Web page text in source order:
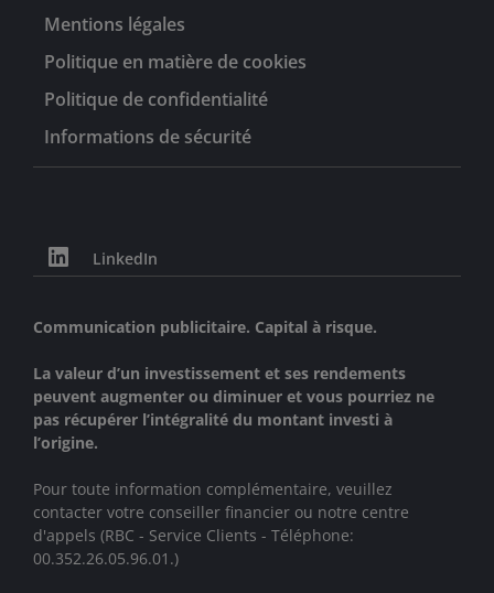
Mentions légales
Politique en matière de cookies
Politique de confidentialité
Informations de sécurité
LinkedIn
Communication publicitaire. Capital à risque.
La valeur d’un investissement et ses rendements
peuvent augmenter ou diminuer et vous pourriez ne
pas récupérer l’intégralité du montant investi à
l’origine.
Pour toute information complémentaire, veuillez
contacter votre conseiller financier ou notre centre
d'appels (RBC - Service Clients - Téléphone:
00.352.26.05.96.01.)